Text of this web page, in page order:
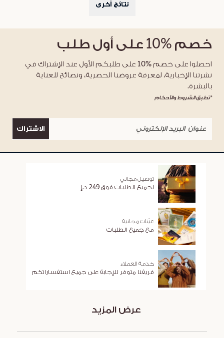
نتائج أخرى
خصم %10 على أول طلب
احصلوا على خصم %10 على طلبكم الأول عند الإشتراك في
نشرتنا الإخبارية، لمعرفة عروضنا الحصرية، ونصائح للعناية
بالبشرة.
*تطبق الشروط والأحكام
الاشتراك
توصيل مجاني
لجميع الطلبات فوق 249 د.إ
عيّنات مجانية
مع جميع الطلبات
خدمة العملاء
فريقنا متوفر للإجابة على جميع استفساراتكم
عرض المزيد